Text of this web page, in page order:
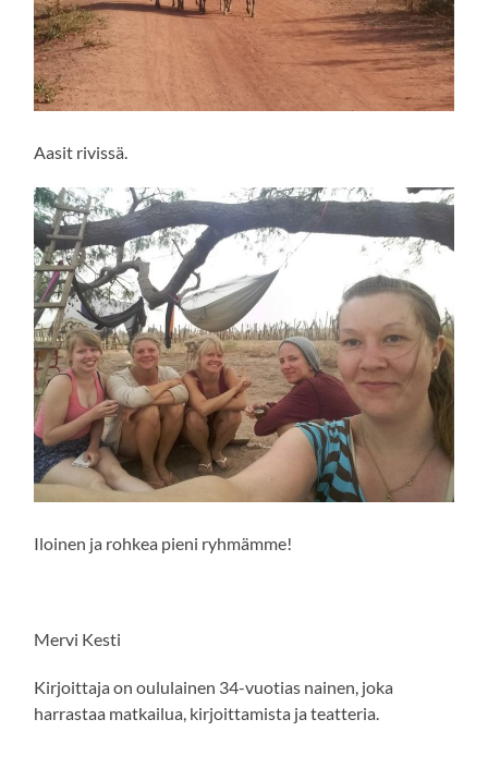
Aasit rivissä.
Iloinen ja rohkea pieni ryhmämme!
Mervi Kesti
Kirjoittaja on oululainen 34-vuotias nainen, joka
harrastaa matkailua, kirjoittamista ja teatteria.